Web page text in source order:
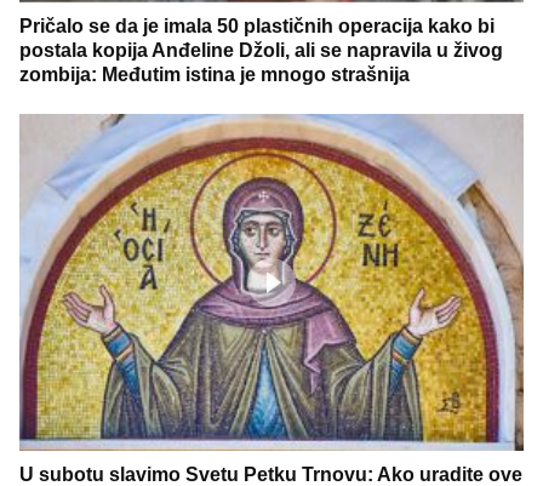
Pričalo se da je imala 50 plastičnih operacija kako bi
postala kopija Anđeline Džoli, ali se napravila u živog
zombija: Međutim istina je mnogo strašnija
U subotu slavimo Svetu Petku Trnovu: Ako uradite ove